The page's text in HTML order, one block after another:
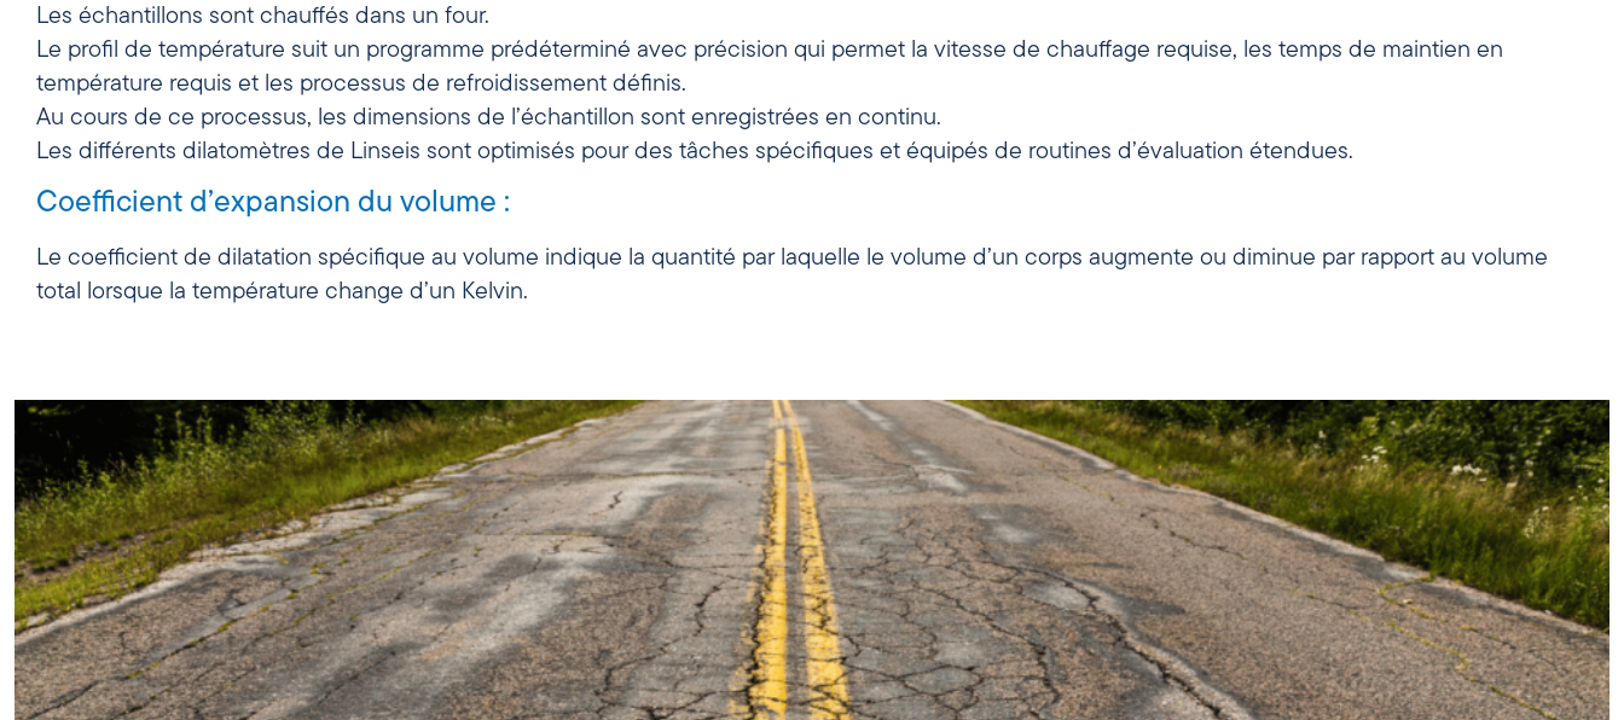
Les échantillons sont chauffés dans un four.
Le profil de température suit un programme prédéterminé avec précision qui permet la vitesse de chauffage requise, les temps de maintien en
température requis et les processus de refroidissement définis.
Au cours de ce processus, les dimensions de l’échantillon sont enregistrées en continu.
Les différents dilatomètres de Linseis sont optimisés pour des tâches spécifiques et équipés de routines d’évaluation étendues.
Coefficient d’expansion du volume :
Le coefficient de dilatation spécifique au volume indique la quantité par laquelle le volume d’un corps augmente ou diminue par rapport au volume
total lorsque la température change d’un Kelvin.